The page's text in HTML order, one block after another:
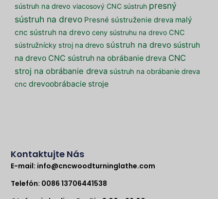
sústruh na drevo viacosový CNC sústruh presný
sústruh na drevo Presné sústruženie dreva malý
cnc sústruh na drevo ceny sústruhu na drevo CNC
sústružnícky stroj na drevo sústruh na drevo sústruh
na drevo CNC sústruh na obrábanie dreva CNC
stroj na obrábanie dreva sústruh na obrábanie dreva
cnc drevoobrábacie stroje
Kontaktujte Nás
E-mail: info@cncwoodturninglathe.com
Telefón: 0086 13706441538